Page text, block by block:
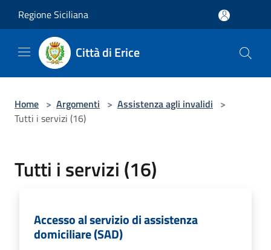
Regione Siciliana
Città di Erice
Home > Argomenti > Assistenza agli invalidi >
Tutti i servizi (16)
Tutti i servizi (16)
Accesso al servizio di assistenza
domiciliare (SAD)